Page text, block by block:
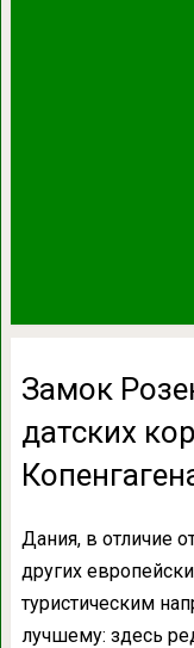
Замок
датских
Дания, в отличие
других
туристическим
лучшему: здесь